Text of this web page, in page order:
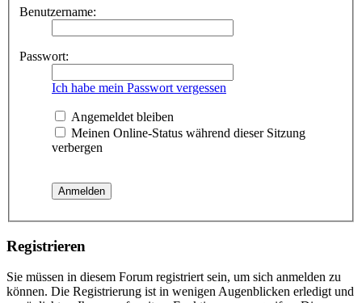
Benutzername:
Passwort:
Ich habe mein Passwort vergessen
Angemeldet bleiben
Meinen Online-Status während dieser Sitzung
verbergen
Registrieren
Sie müssen in diesem Forum registriert sein, um sich anmelden zu
können. Die Registrierung ist in wenigen Augenblicken erledigt und